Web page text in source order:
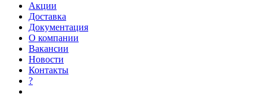
Акции
Доставка
Документация
О компании
Вакансии
Новости
Контакты
?